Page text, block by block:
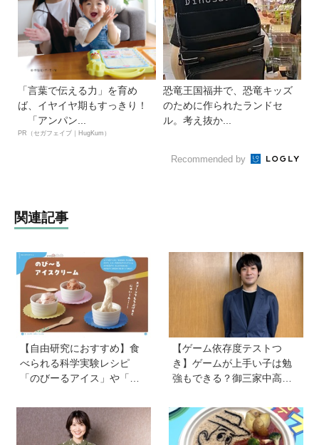
「言葉で伝える力」を育め
ば、イヤイヤ期もすっきり！
「アンパン...
PR（セガフェイブ｜HugKum）
恐竜王国福井で、恐竜キッズ
のために作られたランドセ
ル。考え抜か...
Recommended by
関連記事
【自由研究におすすめ】食
べられる科学実験レシピ
「のびーるアイス」や「き
ョコ」小学生ひとりででき
る！ 五感を刺激し、考える
力も身に付く
【ゲーム依存度テストつ
き】ゲームが上手い子は勉
強もできる？御三家中高卒
史さんが教えるゲームしな
がら受験で勝つためのメソ
ッド